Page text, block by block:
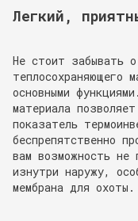
Легкий,
Не стоит забывать
теплосохраняющего
основными
материала
показатель
беспрепятственно
вам возможность не
изнутри наружу,
мембрана для охоты.